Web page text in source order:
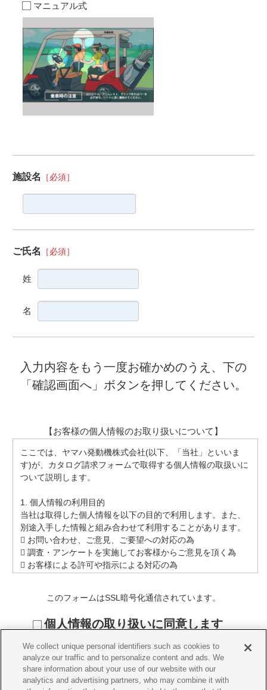
マニュアル式
施設名 ［必須］
ご氏名 ［必須］
姓
名
入力内容をもう一度お確かめのうえ、下の
「確認画面へ」ボタンを押してください。
【お客様の個人情報のお取り扱いについて】
ここでは、ヤマハ発動機株式会社(以下、「当社」といいま
す)が、カタログ請求フォームで取得する個人情報の取扱いに
ついて説明します。
1. 個人情報の利用目的
当社は取得した個人情報を以下の目的で利用します。また、
別途入手した情報と組み合わせて利用することがあります。
 お問い合わせ、ご意見、ご要望への対応の為
 調査・アンケートを実施してお客様からご意見を頂く為
 お客様による許可や指示による対応の為
集、分析、企画立案
グ活動および分析
 第三者、子会社、関連会社との契約上の義務の履行の為
 係争事案の対応の為、及び財産（ネットワークや情報資産
を含む）・権利の保護及び安全の確保の為
このフォームはSSL暗号化通信されています。
個人情報の取り扱いに同意します
We collect unique personal identifiers such as cookies to
analyze our traffic and to personalize content and ads. We
share information about your use of our website with our
analytics and advertising partners, who may combine it with